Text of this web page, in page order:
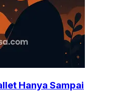
Hanya Sampai